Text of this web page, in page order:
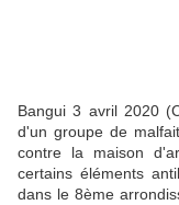
Bangui 3 avril 2020
d'un groupe de
contre la maison
certains éléments
dans le 8ème